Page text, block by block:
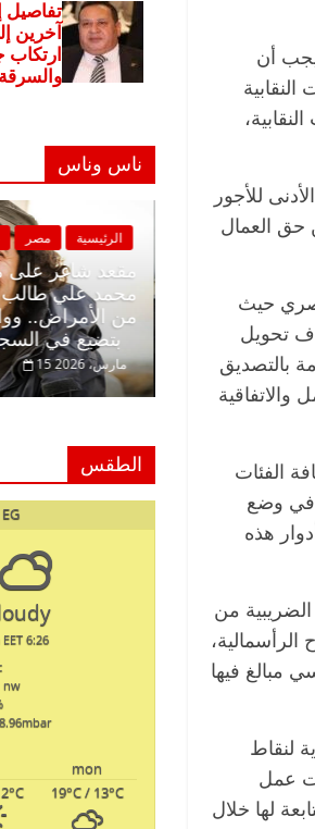
يجب أن
النقابية،
للأجور
حق العمال
حيث
تستهدف تحويل
بالتصديق
والاتفاقية
الفئات
في وضع
هذه
من
مبالغ فيها
لنقاط
عمل
لها خلال
ناس وناس
الرئيسية مصر ناس
مقعد شاغر على
رمضان.. د.
اقتصادي في انتظار
22 فبراير، 2026
العام
الطقس
6:26 am
nw
mbar
mon
19°C/ 13°C
°C